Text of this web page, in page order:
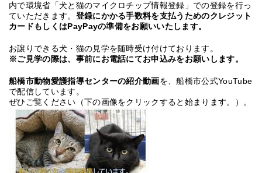
内で環境省「犬と猫のマイクロチップ情報登録」での登録を行っ
ていただきます。 登録にかかる手数料を支払うためのクレジット
カードもしくはPayPayの準備をお願いいたします。
お譲りできる犬・猫の見学を随時受け付けております。
※ご見学の際は、事前にお電話にてお申込みをお願いします。
船橋市動物愛護指導センターの紹介動画を、船橋市公式YouTube
で配信しています。
ぜひご覧ください（下の画像をクリックすると始まります。）。